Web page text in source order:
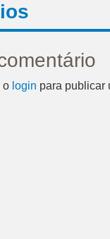
o login para publicar